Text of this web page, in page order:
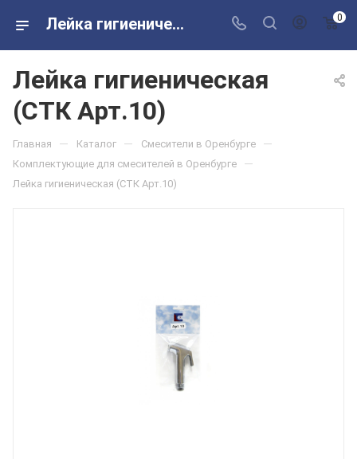
Лейка гигиеническая (СТК Арт.10) в розничных магазинах Сантехторг 0
Лейка гигиеническая
(СТК Арт.10)
Главная — Каталог — Смесители в Оренбурге —
Комплектующие для смесителей в Оренбурге —
Лейка гигиеническая (СТК Арт.10)